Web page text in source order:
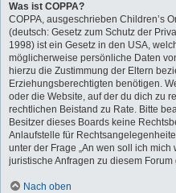
Was ist COPPA?
COPPA, ausgeschrieben Children’s
(deutsch: Gesetz zum Schutz der
1998) ist ein Gesetz in den USA,
möglicherweise persönliche Daten
hierzu die Zustimmung der Eltern
Erziehungsberechtigten benötigen.
oder die Website, auf der du dich zu
rechtlichen Beistand zu Rate. Bitte
Besitzer dieses Boards keine
Anlaufstelle für
unter der Frage „An wen soll ich
juristische Anfragen zu diesem
Nach oben